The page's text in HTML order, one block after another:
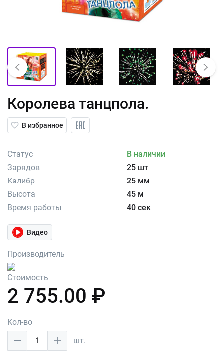
Королева танцпола.
В избранное
Статус
В наличии
Зарядов
25 шт
Калибр
25 мм
Высота
45 м
Время работы
40 сек
Видео
Производитель
Стоимость
2 755.00 ₽
Кол-во
1
шт.